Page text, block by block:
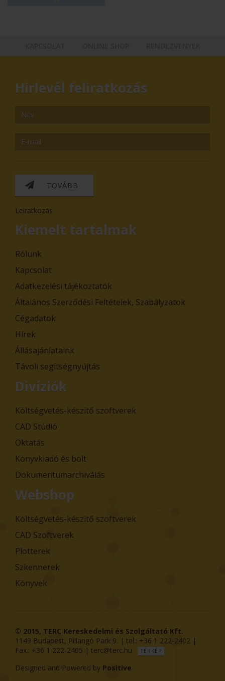
Hírlevél feliratkozás
TOVÁBB
Leiratkozás
Kiemelt tartalmak
Rólunk
Kapcsolat
Adatkezelési tájékoztatók
Általános Szerződési Feltételek, Szabályzatok
Cégadatok
Hírek
Állásajánlataink
Távoli segítségnyújtás
Divíziók
Költségvetés-készítő szoftverek
CAD Stúdió
Oktatás
Könyvkiadó és bolt
Dokumentumarchiválás
Webshop
Költségvetés-készítő szoftverek
CAD Szoftverek
Plotterek
Szkennerek
Könyvek
© 2015, TERC Kereskedelmi és Szolgáltató Kft.
1149 Budapest, Pillangó Park 9. | tel.: +36 1 222-2402 |
Fax.: +36 1 222-2405 | terc@terc.hu TÉRKÉP
Designed and Powered by Positive